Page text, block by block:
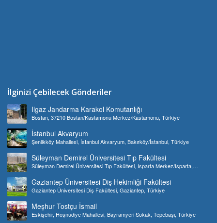
İlginizi Çebilecek Gönderiler
Ilgaz Jandarma Karakol Komutanlığı
Bostan, 37210 Bostan/Kastamonu Merkez/Kastamonu, Türkiye
İstanbul Akvaryum
Şenlikköy Mahallesi, İstanbul Akvaryum, Bakırköy/İstanbul, Türkiye
Süleyman Demirel Üniversitesi Tıp Fakültesi
Süleyman Demirel Üniversitesi Tıp Fakültesi, Isparta Merkez/Isparta,
Gaziantep Üniversitesi Diş Hekimliği Fakültesi
Gaziantep Üniversitesi Diş Fakültesi, Gaziantep, Türkiye
Meşhur Tostçu İsmail
Eskişehir, Hoşnudiye Mahallesi, Bayramyeri Sokak, Tepebaşı, Türkiye